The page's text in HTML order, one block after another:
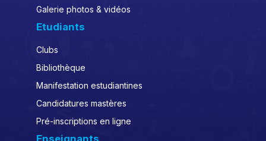
Galerie photos & vidéos
Etudiants
Clubs
Bibliothèque
Manifestation estudiantines
Candidatures mastères
Pré-inscriptions en ligne
Enseignants